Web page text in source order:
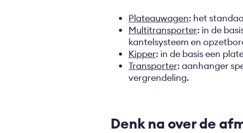
Plateauwagen: het
Multitransporter: in de
kantelsysteem en
Kipper: in de basis een
Transporter: aanhanger
vergrendeling.
Denk na over de